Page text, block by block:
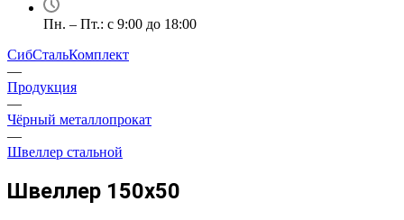
Пн. – Пт.: с 9:00 до 18:00
СибСтальКомплект
—
Продукция
—
Чёрный металлопрокат
—
Швеллер стальной
Швеллер 150x50